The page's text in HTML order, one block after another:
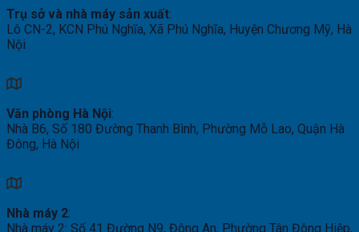
Trụ sở và nhà máy sản xuất:
Lô CN-2, KCN Phú Nghĩa, Xã Phú Nghĩa, Huyện Chương Mỹ, Hà
Nội
Văn phòng Hà Nội:
Nhà B6, Số 180 Đường Thanh Bình, Phường Mỗ Lao, Quận Hà
Đông, Hà Nội
Nhà máy 2:
Nhà máy 2: Số 41 Đường N9, Đông An, Phường Tân Đông Hiệp,